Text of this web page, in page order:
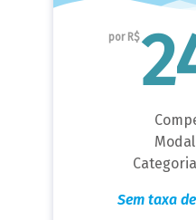
por R$
Sem taxa